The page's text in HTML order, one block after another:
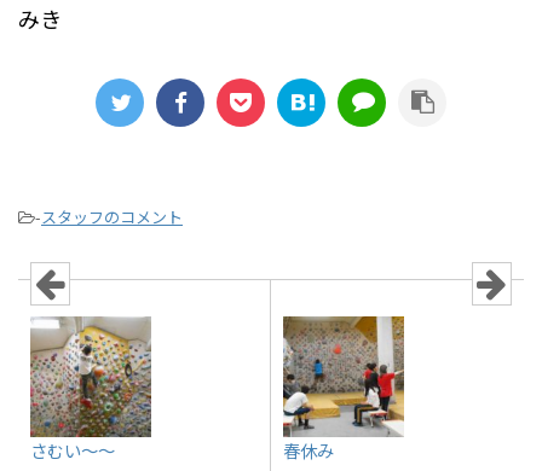
みき
-スタッフのコメント
さむい～～ 春休み